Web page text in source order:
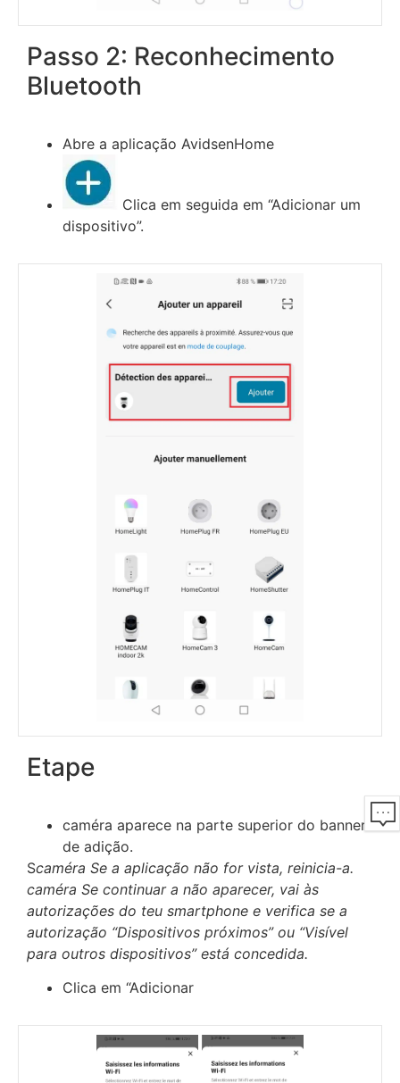
Passo 2: Reconhecimento
Bluetooth
Abre a aplicação AvidsenHome
Clica em seguida em “Adicionar um
dispositivo”.
Etape
caméra aparece na parte superior do banner
de adição.
Scaméra Se a aplicação não for vista, reinicia-a.
caméra Se continuar a não aparecer, vai às
autorizações do teu smartphone e verifica se a
autorização “Dispositivos próximos” ou “Visível
para outros dispositivos” está concedida.
Clica em “Adicionar